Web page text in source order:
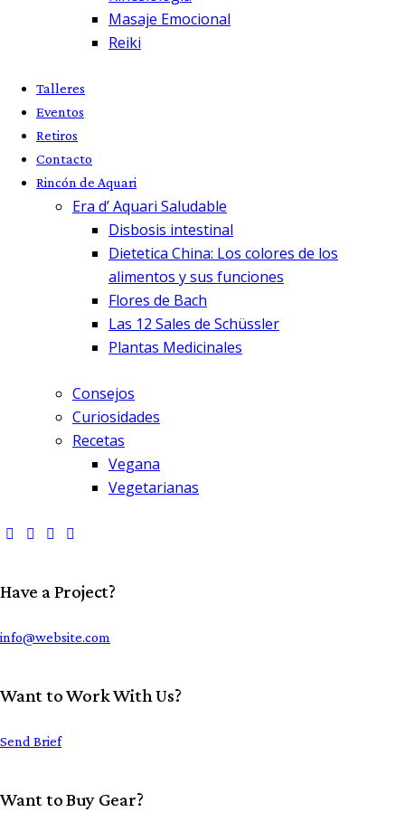
Masaje Emocional
Reiki
Talleres
Eventos
Retiros
Contacto
Rincón de Aquari
Era d’ Aquari Saludable
Disbosis intestinal
Dietetica China: Los colores de los
alimentos y sus funciones
Flores de Bach
Las 12 Sales de Schüssler
Plantas Medicinales
Consejos
Curiosidades
Recetas
Vegana
Vegetarianas
Have a Project?
info@website.com
Want to Work With Us?
Send Brief
Want to Buy Gear?